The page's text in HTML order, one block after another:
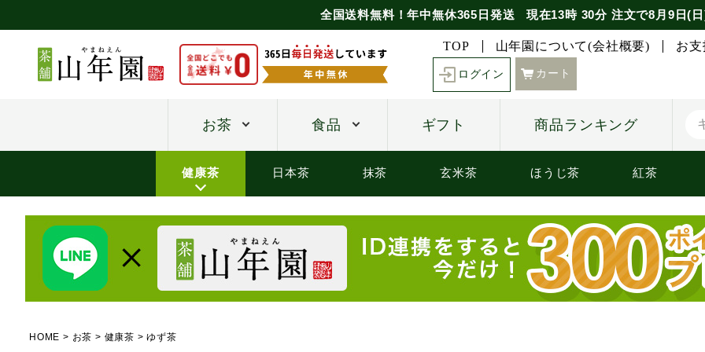
全国送料無料！年中無休365日発送 現在13時 30分 注文で8月9日(
TOP 山年園について(会社概要) お
ログイン カート
お茶 食品 ギフト 商品ランキング
健康茶 日本茶 抹茶 玄米茶 ほうじ茶 紅茶
HOME お茶 健康茶 ゆず茶